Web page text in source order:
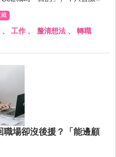
循環。而想擺脫職場迷茫，
真正在意的問題與工作的意
，才能展開積極行動，成為
、 工作、 釐清想法、 轉職
職場卻沒後援？「能邊顧